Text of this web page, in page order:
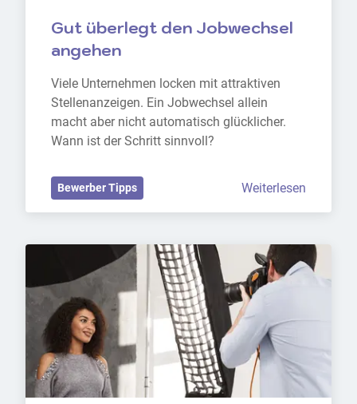
Gut überlegt den Jobwechsel
angehen
Viele Unternehmen locken mit attraktiven
Stellenanzeigen. Ein Jobwechsel allein
macht aber nicht automatisch glücklicher.
Wann ist der Schritt sinnvoll?
Bewerber Tipps Weiterlesen